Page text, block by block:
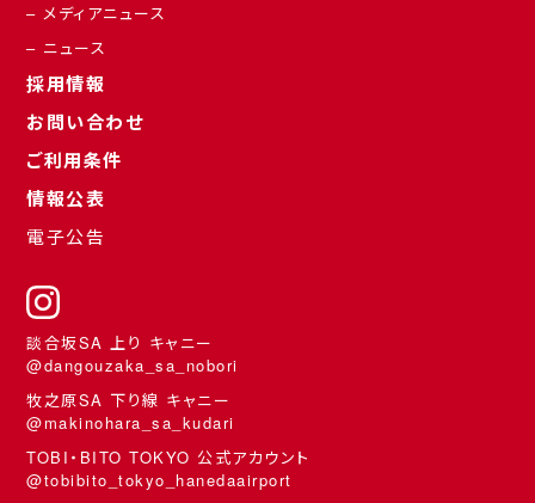
– メディアニュース
– ニュース
採用情報
お問い合わせ
ご利用条件
情報公表
電子公告
談合坂SA 上り キャニー
@dangouzaka_sa_nobori
牧之原SA 下り線 キャニー
@makinohara_sa_kudari
TOBI・BITO TOKYO 公式アカウント
@tobibito_tokyo_hanedaairport